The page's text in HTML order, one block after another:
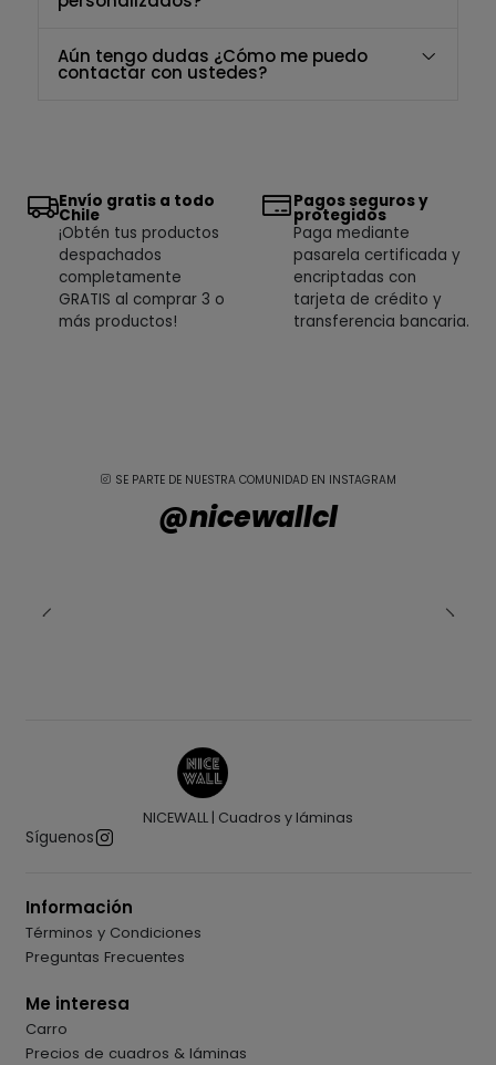
Aún tengo dudas ¿Cómo me puedo
contactar con ustedes?
Envío gratis a todo
Chile
¡Obtén tus productos
despachados
completamente
GRATIS al comprar 3 o
más productos!
Pagos seguros y
protegidos
Paga mediante
pasarela certificada y
encriptadas con
tarjeta de crédito y
transferencia bancaria.
SE PARTE DE NUESTRA COMUNIDAD EN INSTAGRAM
@nicewallcl
NICEWALL | Cuadros y láminas
Síguenos
Información
Términos y Condiciones
Preguntas Frecuentes
Me interesa
Carro
Precios de cuadros & láminas